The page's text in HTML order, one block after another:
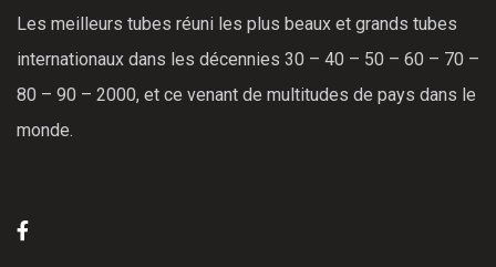
Les meilleurs tubes réuni les plus beaux et grands tubes
internationaux dans les décennies 30 – 40 – 50 – 60 – 70 –
80 – 90 – 2000, et ce venant de multitudes de pays dans le
monde.